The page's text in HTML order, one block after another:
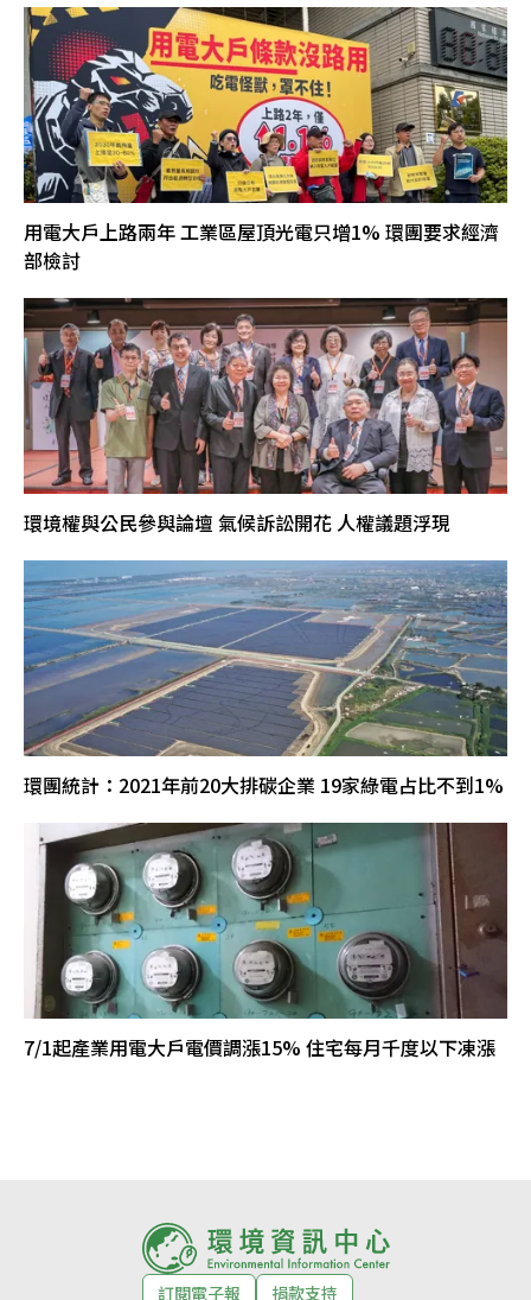
用電大戶上路兩年 工業區屋頂光電只增1% 環團要求經濟
部檢討
環境權與公民參與論壇 氣候訴訟開花 人權議題浮現
環團統計：2021年前20大排碳企業 19家綠電占比不到1%
7/1起產業用電大戶電價調漲15% 住宅每月千度以下凍漲
訂閱電子報 捐款支持